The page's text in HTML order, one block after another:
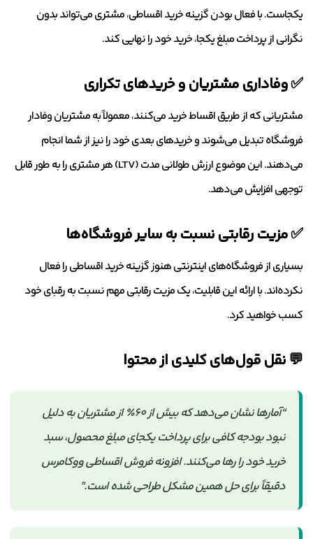
یکجاست. با فعال بودن گزینه خرید اقساطی، مشتری می‌تواند بدون
نگرانی از پرداخت مبلغ یکجا، خرید خود را نهایی کند.
✅ وفاداری مشتریان و خریدهای تکراری
مشتریانی که از طریق اقساط خرید می‌کنند، معمولاً به مشتریان وفادار
فروشگاه تبدیل می‌شوند و خریدهای بعدی خود را نیز از شما انجام
می‌دهند. این موضوع ارزش طولانی مدت (LTV) هر مشتری را به طور قابل
توجهی افزایش می‌دهد.
✅ مزیت رقابتی نسبت به سایر فروشگاه‌ها
بسیاری از فروشگاه‌های اینترنتی هنوز گزینه خرید اقساطی را فعال
نکرده‌اند. با ارائه این قابلیت، یک مزیت رقابتی مهم نسبت به رقبای خود
کسب خواهید کرد.
💬 نقل قول‌های کلیدی از محتوا
“آمارها نشان می‌دهد که بیش از ۶۰٪ از مشتریان به دلیل
نبود بودجه کافی برای پرداخت یکجای مبلغ محصول، سبد
خرید خود را رها می‌کنند. افزونه فروش اقساطی ووکامرس
دقیقاً برای حل همین مشکل طراحی شده است.”